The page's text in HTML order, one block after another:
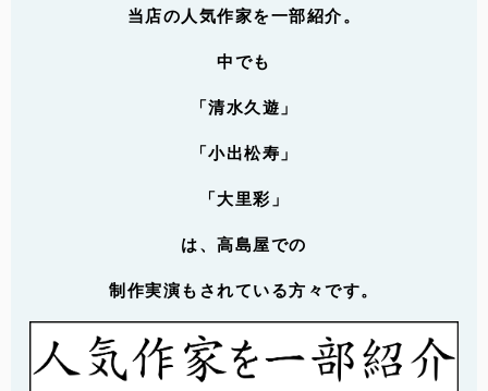
当店の人気作家を一部紹介。
中でも
「清水久遊」
「小出松寿」
「大里彩」
は、高島屋での
制作実演もされている方々です。